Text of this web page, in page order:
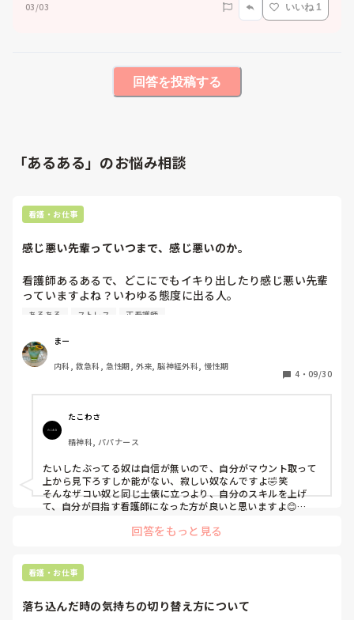
03/03 いいね 1
回答を投稿する
「あるある」のお悩み相談
看護・お仕事
感じ悪い先輩っていつまで、感じ悪いのか。
看護師あるあるで、どこにでもイキり出したり感じ悪い先輩
っていますよね？いわゆる態度に出る人。
した。当時の私も未熟だったし、問題児でしたし、看護の世
界というのがよく分かってなかったのも事実です。
イプの気持ちっていまだにわかりません。
いまだに挨拶しても無視されたり、あの冷ややかな目線や嫌
そうな表情とかはいまだに忘れられません。
ちなみに私は社会人経験から看護師になったので余計、あの
独特の感じが理解できません。
な感じなんでしょうか？私は絶対調子に乗ってるとしか思え
いつか落ち着く日が来るのでしょうか？
あるある ストレス 正看護師
まー
内科, 救急科, 急性期, 外来, 脳神経外科, 慢性期
4 ・ 09/30
たこわさ
精神科, パパナース
たいしたぶってる奴は自信が無いので、自分がマウント取って
上から見下ろすしか能がない、寂しい奴なんですよ🤣笑
そんなザコい奴と同じ土俵に立つより、自分のスキルを上げ
て、自分が目指す看護師になった方が良いと思いますよ😊
相手にするだけ時間の無駄です😊
回答をもっと見る
看護・お仕事
落ち込んだ時の気持ちの切り替え方について